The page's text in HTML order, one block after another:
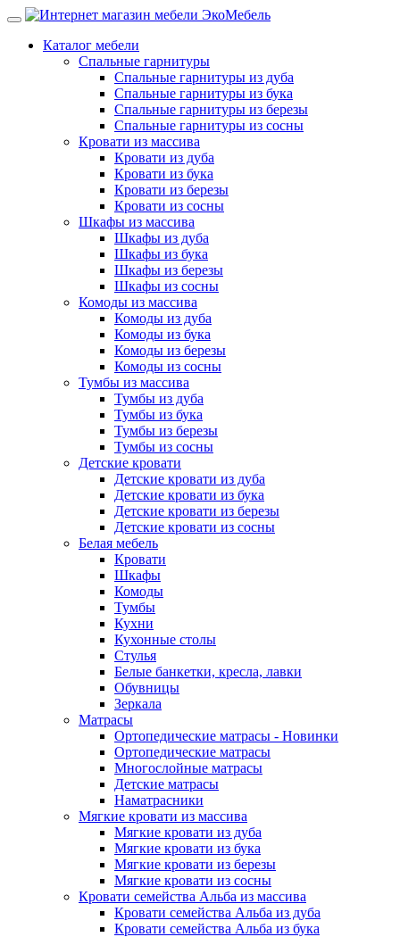
Каталог мебели
Спальные гарнитуры
Спальные гарнитуры из дуба
Спальные гарнитуры из бука
Спальные гарнитуры из березы
Спальные гарнитуры из сосны
Кровати из массива
Кровати из дуба
Кровати из бука
Кровати из березы
Кровати из сосны
Шкафы из массива
Шкафы из дуба
Шкафы из бука
Шкафы из березы
Шкафы из сосны
Комоды из массива
Комоды из дуба
Комоды из бука
Комоды из березы
Комоды из сосны
Тумбы из массива
Тумбы из дуба
Тумбы из бука
Тумбы из березы
Тумбы из сосны
Детские кровати
Детские кровати из дуба
Детские кровати из бука
Детские кровати из березы
Детские кровати из сосны
Белая мебель
Кровати
Шкафы
Комоды
Тумбы
Кухни
Кухонные столы
Стулья
Белые банкетки, кресла, лавки
Обувницы
Зеркала
Матрасы
Ортопедические матрасы - Новинки
Ортопедические матрасы
Многослойные матрасы
Детские матрасы
Наматрасники
Мягкие кровати из массива
Мягкие кровати из дуба
Мягкие кровати из бука
Мягкие кровати из березы
Мягкие кровати из сосны
Кровати семейства Альба из массива
Кровати семейства Альба из дуба
Кровати семейства Альба из бука